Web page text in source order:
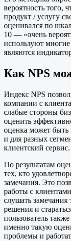
вероятность того,
продукт / услугу
оценивался по
10 — «очень
используют
являются
Как NPS
Индекс NPS
компании с
слабые стороны
оценить
оценка может быть
и для разных
клиентский сервис.
По результатам
тех, кто
замечания. Это
работы с
слушать замечания
решения и
пользователь
именно такую
проблемы и